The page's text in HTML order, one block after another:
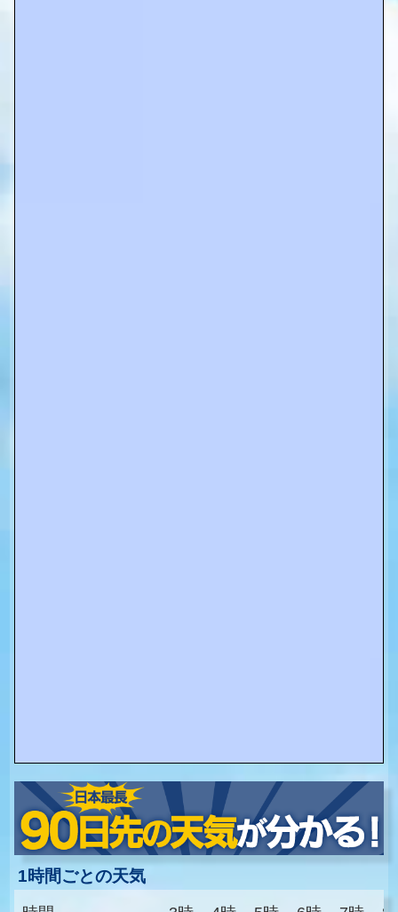
1時間ごとの天気